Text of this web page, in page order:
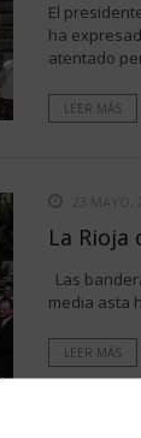
El
ha
atentado
LEER MÁS
23 MAYO,
La
Las
media asta
LEER MÁS